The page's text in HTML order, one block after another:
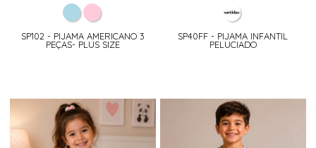
SP102 - PIJAMA AMERICANO 3
PEÇAS- PLUS SIZE
SP40FF - PIJAMA INFANTIL
PELUCIADO